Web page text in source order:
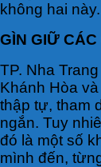
không hai này.
GÌN GIỮ
TP. Nha
Khánh Hòa
thập tự, tham
ngắn. Tuy
đó là một số
mình đến,